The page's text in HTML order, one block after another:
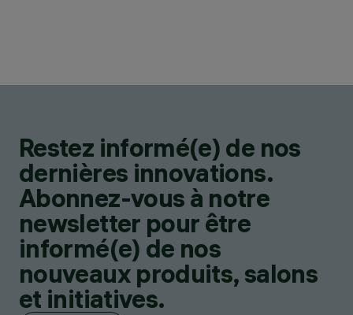
Restez informé(e) de nos
dernières innovations.
Abonnez-vous à notre
newsletter pour être
informé(e) de nos
nouveaux produits, salons
et initiatives.